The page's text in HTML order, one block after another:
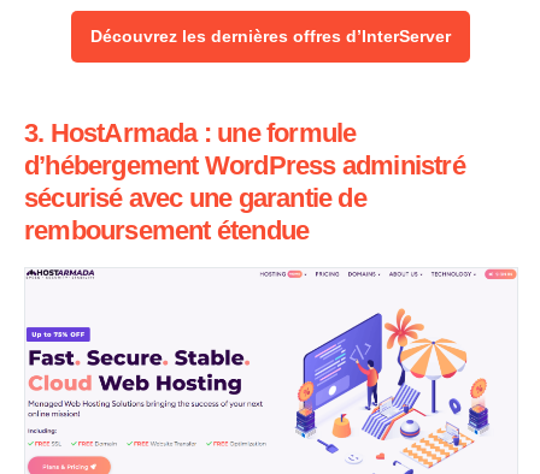
Découvrez les dernières offres d’InterServer
3. HostArmada : une formule
d’hébergement WordPress administré
sécurisé avec une garantie de
remboursement étendue